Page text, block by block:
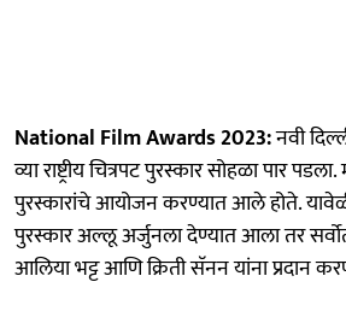
National Film Awards 2023:नवी
व्या राष्ट्रीय चित्रपट पुरस्कार सोहळा पार पडला.
पुरस्कारांचे आयोजन करण्यात आले होते. यावेळी
पुरस्कार अल्लू अर्जुनला देण्यात आला तर
आलिया भट्ट आणि क्रिती सॅनन यांना प्रदान